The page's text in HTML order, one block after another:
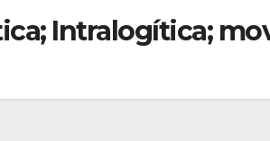
Intralogítica;